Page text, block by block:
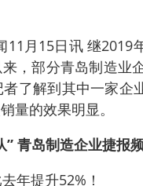
月15日讯 继2019
，部分青岛制造业
了解到其中一家企
量的效果明显。
” 青岛制造企业捷报
年提升52%！